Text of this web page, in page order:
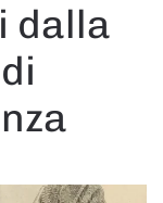
dalla